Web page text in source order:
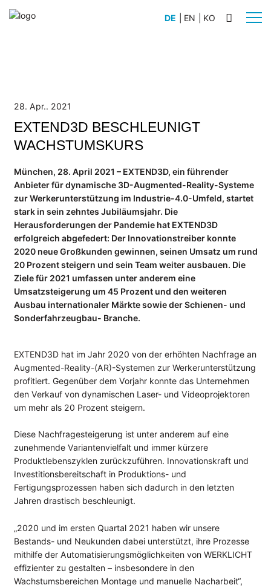
Anlagenbau
Schienenfahrzeugbau
PRODUKTE
WERKLICHT PRO L
WERKLICHT PRO S
WERKLICHT VIDEO
Zubehör
UNTERNEHMEN
Kompetenzen
Partner
Jobs
INFOCENTER
Wiki: Laserprojektion
Wiki: Digitale Werkerführung
Datenblätter
Anwenderberichte
NEWS
Blog
Presse
Events
Newsletter
DE EN KO
28. Apr.. 2021
EXTEND3D BESCHLEUNIGT
WACHSTUMSKURS
München, 28. April 2021 – EXTEND3D, ein führender
Anbieter für dynamische 3D-Augmented-Reality-Systeme
zur Werkerunterstützung im Industrie-4.0-Umfeld, startet
stark in sein zehntes Jubiläumsjahr. Die
Herausforderungen der Pandemie hat EXTEND3D
erfolgreich abgefedert: Der Innovationstreiber konnte
2020 neue Großkunden gewinnen, seinen Umsatz um rund
20 Prozent steigern und sein Team weiter ausbauen. Die
Ziele für 2021 umfassen unter anderem eine
Umsatzsteigerung um 45 Prozent und den weiteren
Ausbau internationaler Märkte sowie der Schienen- und
Sonderfahrzeugbau- Branche.
EXTEND3D hat im Jahr 2020 von der erhöhten Nachfrage an
Augmented-Reality-(AR)-Systemen zur Werkerunterstützung
profitiert. Gegenüber dem Vorjahr konnte das Unternehmen
den Verkauf von dynamischen Laser- und Videoprojektoren
um mehr als 20 Prozent steigern.
Diese Nachfragesteigerung ist unter anderem auf eine
zunehmende Variantenvielfalt und immer kürzere
Produktlebenszyklen zurückzuführen. Innovationskraft und
Investitionsbereitschaft in Produktions- und
Fertigungsprozessen haben sich dadurch in den letzten
Jahren drastisch beschleunigt.
„2020 und im ersten Quartal 2021 haben wir unsere
Bestands- und Neukunden dabei unterstützt, ihre Prozesse
mithilfe der Automatisierungsmöglichkeiten von WERKLICHT
effizienter zu gestalten – insbesondere in den
Wachstumsbereichen Montage und manuelle Nacharbeit“,